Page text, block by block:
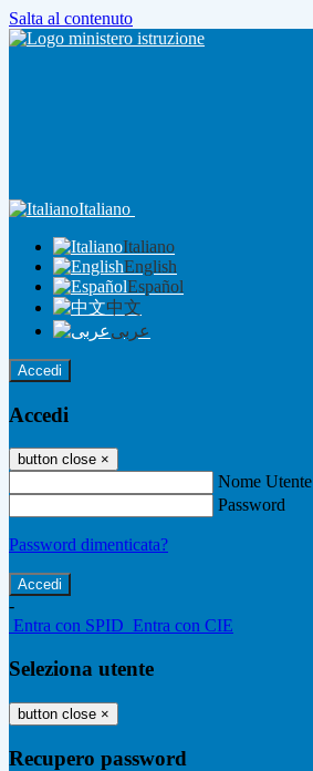
Salta al contenuto
Italiano
Italiano
English
Español
中文
عربى
Accedi
Accedi
button close ×
Nome Utente
Password
Password dimenticata?
-
Entra con SPID Entra con CIE
Seleziona utente
button close ×
Recupero password